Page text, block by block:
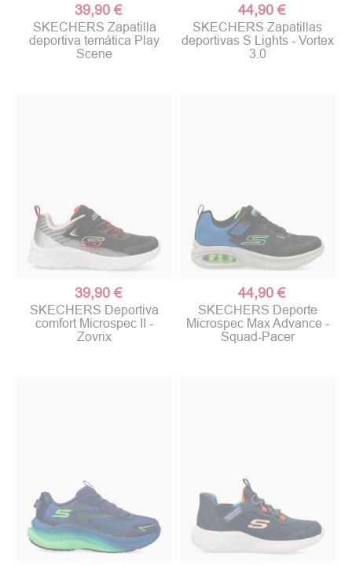
39,90 €
SKECHERS Zapatilla
deportiva temática Play
Scene
44,90 €
SKECHERS Zapatillas
deportivas S Lights - Vortex
3.0
39,90 €
SKECHERS Deportiva
comfort Microspec II -
Zovrix
44,90 €
SKECHERS Deporte
Microspec Max Advance -
Squad-Pacer